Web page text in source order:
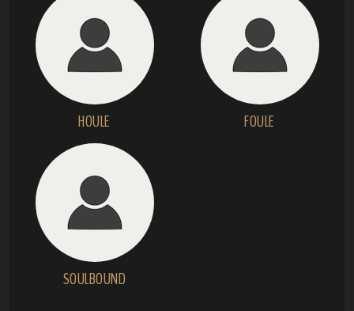
HOULE FOULE
SOULBOUND